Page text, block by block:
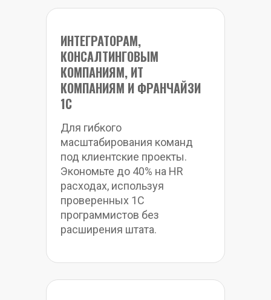
ИНТЕГРАТОРАМ,
КОНСАЛТИНГОВЫМ
КОМПАНИЯМ, ИТ
КОМПАНИЯМ И ФРАНЧАЙЗИ
1С
Для гибкого
масштабирования команд
под клиентские проекты.
Экономьте до 40% на HR
расходах, используя
проверенных 1С
программистов без
расширения штата.